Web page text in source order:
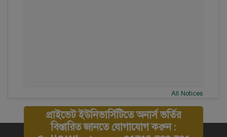
All Notices
প্রাইভেট ইউনিভার্সিটিতে অনার্স ভর্তির
বিস্তারিত জানতে যোগাযোগ করুন :